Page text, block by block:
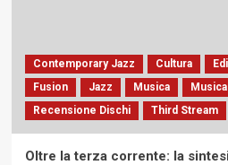
Contemporary Jazz Cultura
Fusion
Jazz Musica
Recensione Dischi
Third Stream
Oltre la terza corrente: la